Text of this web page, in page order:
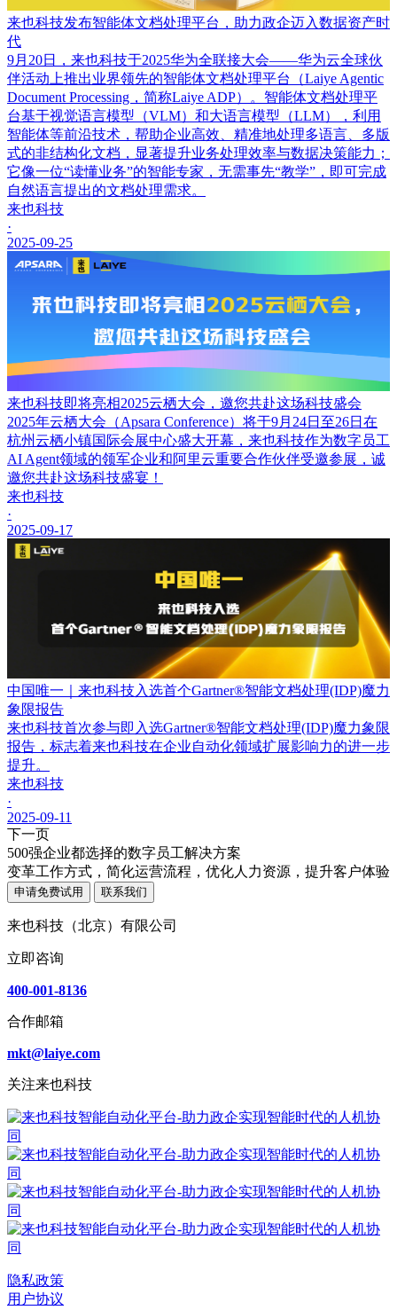
来也科技发布智能体文档处理平台，助力政企迈入数据资产时
代
9月20日，来也科技于2025华为全联接大会——华为云全球伙
伴活动上推出业界领先的智能体文档处理平台（Laiye Agentic
Document Processing，简称Laiye ADP）。智能体文档处理平
台基于视觉语言模型（VLM）和大语言模型（LLM），利用
智能体等前沿技术，帮助企业高效、精准地处理多语言、多版
式的非结构化文档，显著提升业务处理效率与数据决策能力；
它像一位“读懂业务”的智能专家，无需事先“教学”，即可完成
自然语言提出的文档处理需求。
来也科技
·
2025-09-25
来也科技即将亮相2025云栖大会，邀您共赴这场科技盛会
2025年云栖大会（Apsara Conference）将于9月24日至26日在
杭州云栖小镇国际会展中心盛大开幕，来也科技作为数字员工
AI Agent领域的领军企业和阿里云重要合作伙伴受邀参展，诚
邀您共赴这场科技盛宴！
来也科技
·
2025-09-17
中国唯一｜来也科技入选首个Gartner®智能文档处理(IDP)魔力
象限报告
来也科技首次参与即入选Gartner®智能文档处理(IDP)魔力象限
报告，标志着来也科技在企业自动化领域扩展影响力的进一步
提升。
来也科技
·
2025-09-11
下一页
500强企业都选择的数字员工解决方案
变革工作方式，简化运营流程，优化人力资源，提升客户体验
申请免费试用 联系我们
来也科技（北京）有限公司
立即咨询
400-001-8136
合作邮箱
mkt@laiye.com
关注来也科技
隐私政策
用户协议